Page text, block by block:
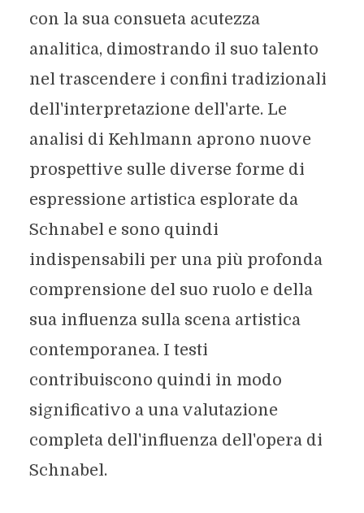
con la sua consueta acutezza
analitica, dimostrando il suo talento
nel trascendere i confini tradizionali
dell'interpretazione dell'arte. Le
analisi di Kehlmann aprono nuove
prospettive sulle diverse forme di
espressione artistica esplorate da
Schnabel e sono quindi
indispensabili per una più profonda
comprensione del suo ruolo e della
sua influenza sulla scena artistica
contemporanea. I testi
contribuiscono quindi in modo
significativo a una valutazione
completa dell'influenza dell'opera di
Schnabel.